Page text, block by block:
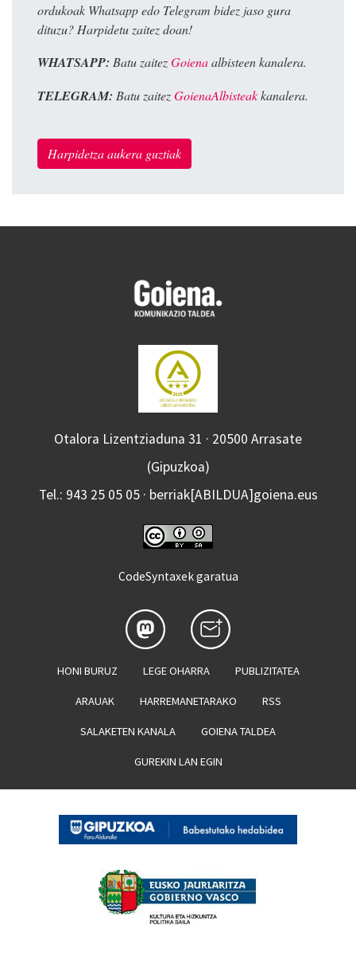
ordukoak Whatsapp edo Telegram bidez jaso gura
dituzu? Harpidetu zaitez doan!
WHATSAPP: Batu zaitezGoienaalbisteen kanalera.
TELEGRAM: Batu zaitezGoienaAlbisteakkanalera.
Harpidetza aukera guztiak
Otalora Lizentziaduna 31 · 20500 Arrasate
(Gipuzkoa)
Tel.: 943 25 05 05 · berriak[ABILDUA]goiena.eus
CodeSyntaxek garatua
HONI BURUZ LEGE OHARRA PUBLIZITATEA
ARAUAK HARREMANETARAKO RSS
SALAKETEN KANALA GOIENA TALDEA
GUREKIN LAN EGIN